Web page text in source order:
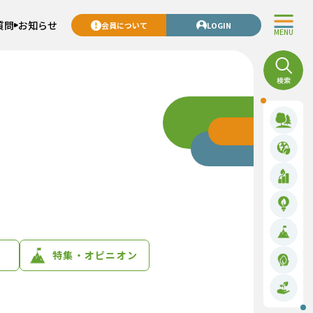
MENU
問 お知らせ 会員について LOGIN
特集・オピニオン